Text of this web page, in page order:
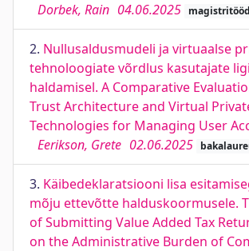
Dorbek, Rain 04.06.2025 magistritööd
2. Nullusaldusmudeli ja virtuaalse
tehnoloogiate võrdlus kasutajate
haldamisel. A Comparative
Trust Architecture and Virtual
Technologies for Managing User
Eerikson, Grete 02.06.2025
3. Käibedeklaratsiooni lisa
mõju ettevõtte halduskoormusele.
of Submitting Value Added Tax
on the Administrative Burden of